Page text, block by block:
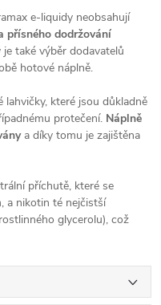
e-liquidy neobsahují
přísného dodržování
také výběr dodavatelů
hotové náplně.
které jsou důkladně
protečení. Náplně
a díky tomu je zajištěna
příchutě, které se
a nikotin té nejčistší
glycerolu), což